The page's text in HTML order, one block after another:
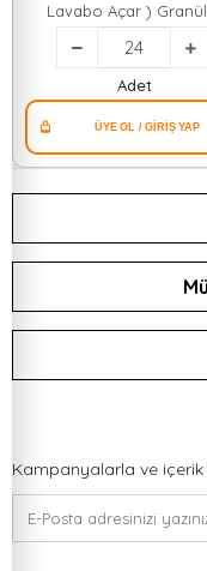
Lavabo Açar )
Toz*24=k
Adet
Kampanyalarla ve